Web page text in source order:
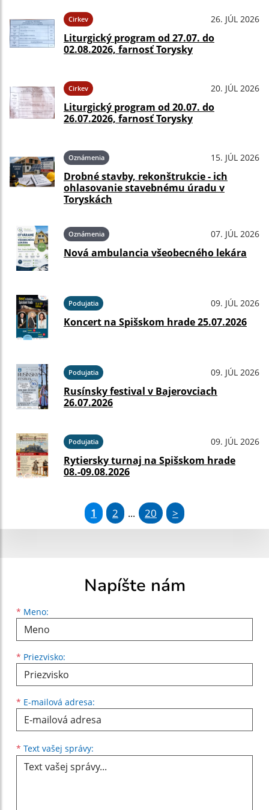
Cirkev 26. JÚL 2026
Liturgický program od 27.07. do
02.08.2026, farnosť Torysky
Cirkev 20. JÚL 2026
Liturgický program od 20.07. do
26.07.2026, farnosť Torysky
Oznámenia 15. JÚL 2026
Drobné stavby, rekonštrukcie - ich
ohlasovanie stavebnému úradu v
Toryskách
Oznámenia 07. JÚL 2026
Nová ambulancia všeobecného lekára
Podujatia 09. JÚL 2026
Koncert na Spišskom hrade 25.07.2026
Podujatia 09. JÚL 2026
Rusínsky festival v Bajerovciach
26.07.2026
Podujatia 09. JÚL 2026
Rytiersky turnaj na Spišskom hrade
08.-09.08.2026
1 2 ... 20 >
Napíšte nám
* Meno:
Meno
* Priezvisko:
Priezvisko
* E-mailová adresa:
E-mailová adresa
* Text vašej správy: